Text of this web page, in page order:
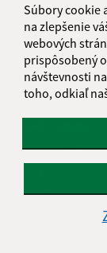
Súbory cookie
na zlepšenie
webových
prispôsobený
návštevnosti
toho, odkiaľ